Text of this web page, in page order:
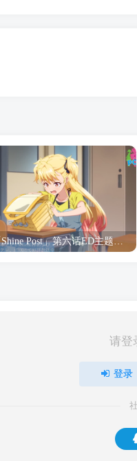
「Shine Post」第六话ED主题曲「Yellow Rose」无字幕MV公开
请登
登录